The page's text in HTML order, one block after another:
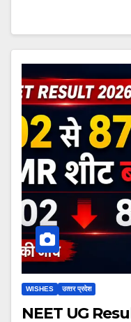
WISHES उत्‍तर प्रदेश
NEET UG